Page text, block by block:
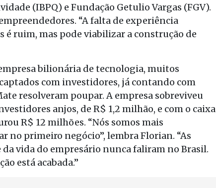
(IBPQ) e Fundação Getulio Vargas (FGV).
“A falta de experiência
é ruim, mas pode viabilizar a construção de
bilionária de tecnologia, muitos
com investidores, já contando com
resolveram poupar. A empresa sobreviveu
anjos, de R$ 1,2 milhão, e com o caixa
R$ 12 milhões. “Nós somos mais
no primeiro negócio”, lembra Florian. “As
da vida do empresário nunca faliram no Brasil.
está acabada.”